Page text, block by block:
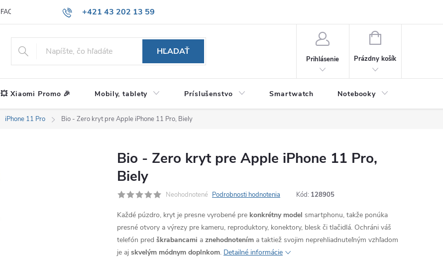
+421 43 202 13 59
FAQ
HĽADAŤ
Prihlásenie
NÁKUPNÝ
Prázdny košík
💥 Xiaomi Promo 🎉 Mobily, tablety Príslušenstvo Smartwatch Notebooky
iPhone 11 Pro Bio - Zero kryt pre Apple iPhone 11 Pro, Biely
Bio - Zero kryt pre Apple iPhone 11 Pro,
Biely
Neohodnotené Podrobnosti hodnotenia Kód: 128905
Každé púzdro, kryt je presne vyrobené pre konkrétny model smartphonu, takže ponúka
presné otvory a výrezy pre kameru, reproduktory, konektory, blesk či tlačidlá. Ochráni váš
telefón pred škrabancami a znehodnotením a taktiež svojim neprehliadnuteľným vzhľadom
je aj skvelým módnym doplnkom. Detailné informácie